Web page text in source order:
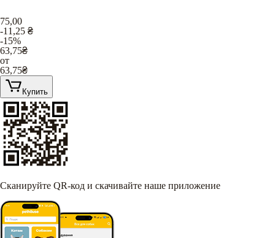
75,00
-11,25 ₴
-15%
63,75₴
от
63,75₴
Купить
Сканируйте QR-код и скачивайте наше приложение